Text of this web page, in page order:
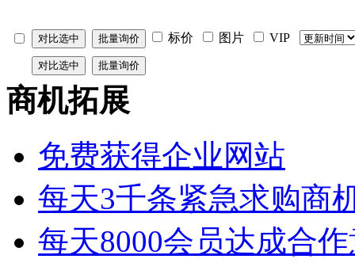
标价 图片 VIP
商机拓展
免费获得企业网站
每天3千条紧急求购商
每天8000会员达成合